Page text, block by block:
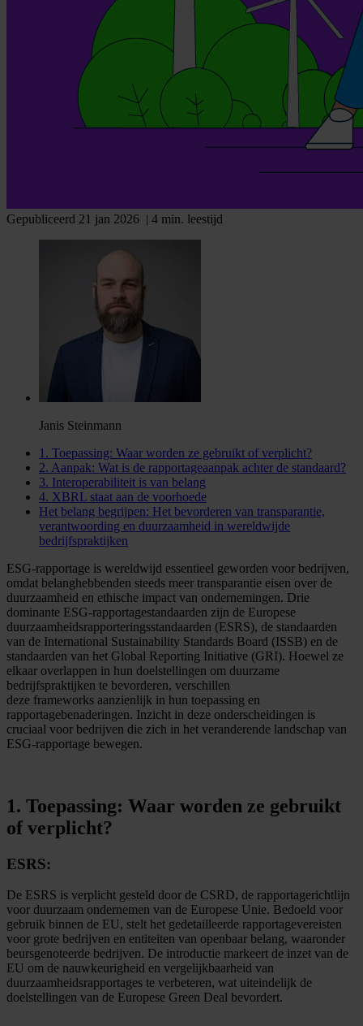
Gepubliceerd 21 jan 2026 | 4 min. leestijd
Janis Steinmann
1. Toepassing: Waar worden ze gebruikt of verplicht?
2. Aanpak: Wat is de rapportageaanpak achter de standaard?
3. Interoperabiliteit is van belang
4. XBRL staat aan de voorhoede
Het belang begrijpen: Het bevorderen van transparantie,
verantwoording en duurzaamheid in wereldwijde
bedrijfspraktijken
ESG-rapportage is wereldwijd essentieel geworden voor bedrijven,
omdat belanghebbenden steeds meer transparantie eisen over de
duurzaamheid en ethische impact van ondernemingen. Drie
dominante ESG-rapportagestandaarden zijn de Europese
duurzaamheidsrapporteringsstandaarden (ESRS), de standaarden
van de International Sustainability Standards Board (ISSB) en de
standaarden van het Global Reporting Initiative (GRI). Hoewel ze
elkaar overlappen in hun doelstellingen om duurzame
bedrijfspraktijken te bevorderen, verschillen
deze frameworks aanzienlijk in hun toepassing en
rapportagebenaderingen. Inzicht in deze onderscheidingen is
cruciaal voor bedrijven die zich in het veranderende landschap van
ESG-rapportage bewegen.
1. Toepassing: Waar worden ze gebruikt
of verplicht?
ESRS:
De ESRS is verplicht gesteld door de CSRD, de rapportagerichtlijn
voor duurzaam ondernemen van de Europese Unie. Bedoeld voor
gebruik binnen de EU, stelt het gedetailleerde rapportagevereisten
voor grote bedrijven en entiteiten van openbaar belang, waaronder
beursgenoteerde bedrijven. De introductie markeert de inzet van de
EU om de nauwkeurigheid en vergelijkbaarheid van
duurzaamheidsrapportages te verbeteren, wat uiteindelijk de
doelstellingen van de Europese Green Deal bevordert.